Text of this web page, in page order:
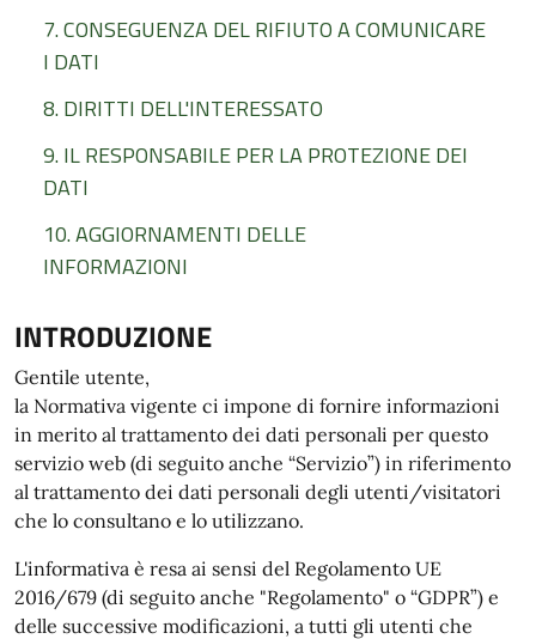
7. CONSEGUENZA DEL RIFIUTO A COMUNICARE
I DATI
8. DIRITTI DELL'INTERESSATO
9. IL RESPONSABILE PER LA PROTEZIONE DEI
DATI
10. AGGIORNAMENTI DELLE
INFORMAZIONI
INTRODUZIONE
Gentile utente,
la Normativa vigente ci impone di fornire informazioni
in merito al trattamento dei dati personali per questo
servizio web (di seguito anche “Servizio”) in riferimento
al trattamento dei dati personali degli utenti/visitatori
che lo consultano e lo utilizzano.
L'informativa è resa ai sensi del Regolamento UE
2016/679 (di seguito anche "Regolamento" o “GDPR”) e
delle successive modificazioni, a tutti gli utenti che